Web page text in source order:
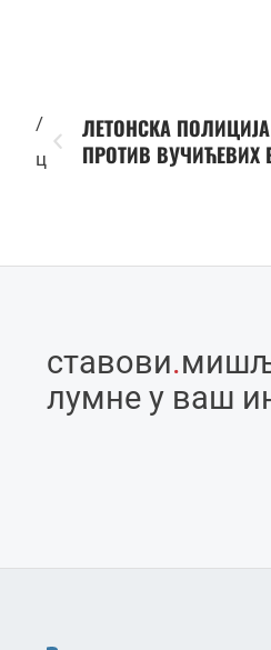
/
ц
ЛЕТОНСКА
ПРОТИВ ВУЧИЋЕВИХ
ставови.
лумне у ваш